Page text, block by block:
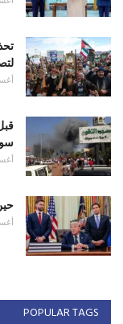
POPULAR TAGS